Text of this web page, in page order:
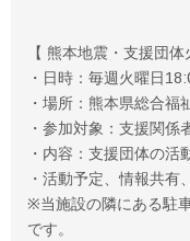
【 熊本地震・支援団体
・日時：毎週火曜日
・場所：熊本県総合福
・参加対象：支援関係
・内容：支援団体の活
・活動予定、情報共有
※当施設の隣にある駐
です。